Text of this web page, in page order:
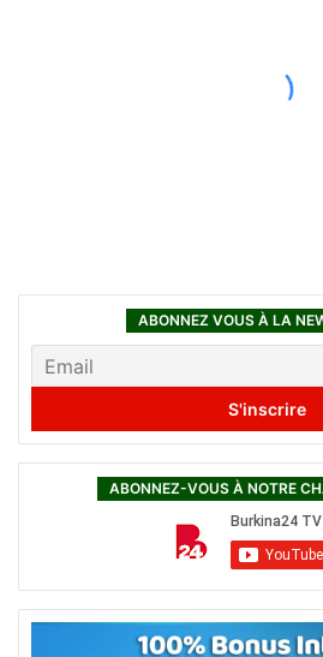
ABONNEZ VOUS À LA
ABONNEZ-VOUS À NOTRE